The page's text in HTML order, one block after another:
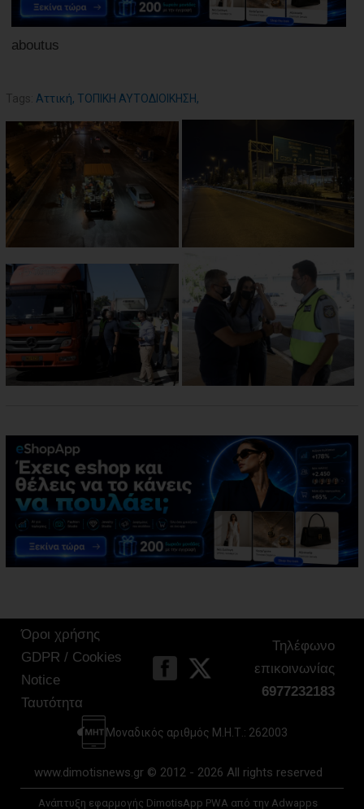
aboutus
Tags: Αττική, ΤΟΠΙΚΗ ΑΥΤΟΔΙΟΙΚΗΣΗ,
Όροι χρήσης
GDPR / Cookies
Notice
Ταυτότητα
Τηλέφωνο
επικοινωνίας
6977232183
Μοναδικός αριθμός Μ.Η.Τ.: 262003
www.dimotisnews.gr © 2012 - 2026 All rights reserved
Ανάπτυξη εφαρμογής DimotisApp PWA από την Adwapps